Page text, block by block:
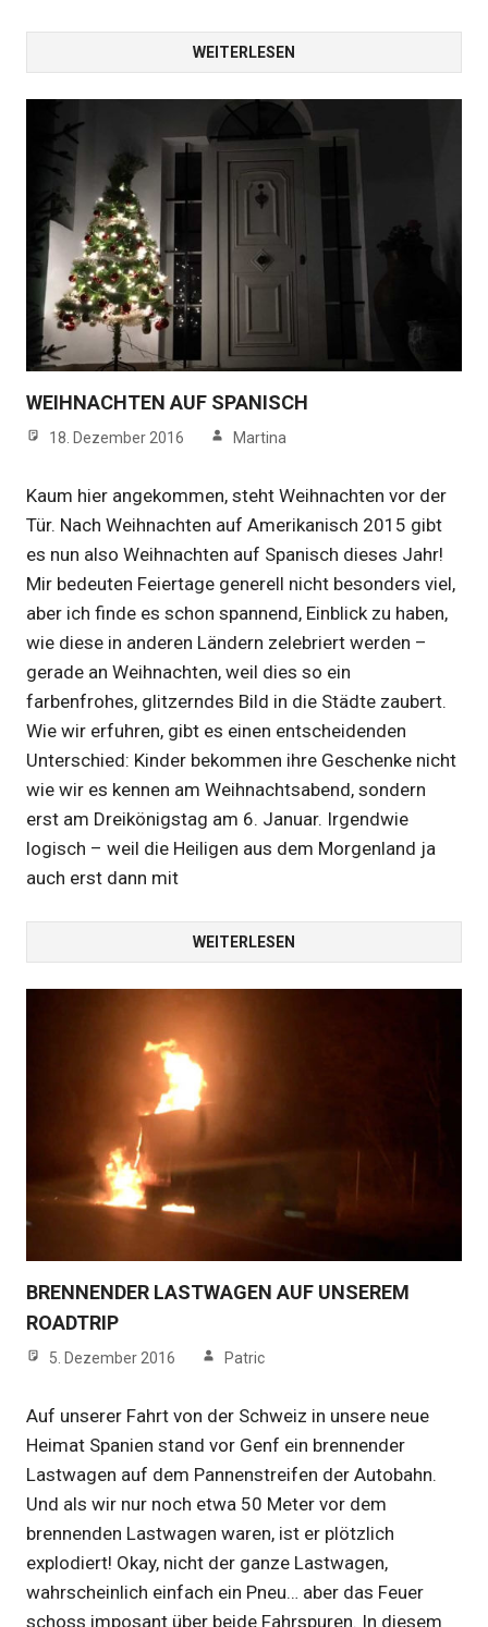
WEITERLESEN
WEIHNACHTEN AUF SPANISCH
18. Dezember 2016 Martina
Kaum hier angekommen, steht Weihnachten vor der
Tür. Nach Weihnachten auf Amerikanisch 2015 gibt
es nun also Weihnachten auf Spanisch dieses Jahr!
Mir bedeuten Feiertage generell nicht besonders viel,
aber ich finde es schon spannend, Einblick zu haben,
wie diese in anderen Ländern zelebriert werden –
gerade an Weihnachten, weil dies so ein
farbenfrohes, glitzerndes Bild in die Städte zaubert.
Wie wir erfuhren, gibt es einen entscheidenden
Unterschied: Kinder bekommen ihre Geschenke nicht
wie wir es kennen am Weihnachtsabend, sondern
erst am Dreikönigstag am 6. Januar. Irgendwie
logisch – weil die Heiligen aus dem Morgenland ja
auch erst dann mit
WEITERLESEN
BRENNENDER LASTWAGEN AUF UNSEREM
ROADTRIP
5. Dezember 2016 Patric
Auf unserer Fahrt von der Schweiz in unsere neue
Heimat Spanien stand vor Genf ein brennender
Lastwagen auf dem Pannenstreifen der Autobahn.
Und als wir nur noch etwa 50 Meter vor dem
brennenden Lastwagen waren, ist er plötzlich
explodiert! Okay, nicht der ganze Lastwagen,
wahrscheinlich einfach ein Pneu… aber das Feuer
schoss imposant über beide Fahrspuren. In diesem